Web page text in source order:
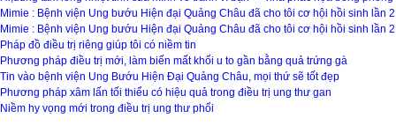
Mimie : Bệnh viện Ung bướu Hiện đại Quảng Châu đã cho tôi cơ hội hồi sinh lần 2
Mimie : Bệnh viện Ung bướu Hiện đại Quảng Châu đã cho tôi cơ hội hồi sinh lần 2
Pháp đồ điều trị riêng giúp tôi có niềm tin
Phương pháp điều trị mới, làm biến mất khối u to gần bằng quả trứng gà
Tin vào bệnh viện Ung Bướu Hiện Đại Quảng Châu, mọi thứ sẽ tốt đẹp
Phương pháp xâm lấn tối thiểu có hiệu quả trong điều trị ung thư gan
Niềm hy vọng mới trong điều trị ung thư phổi